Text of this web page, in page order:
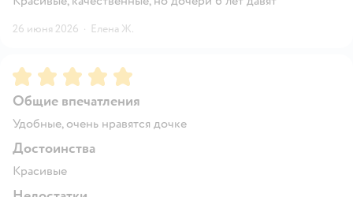
26 июня 2026 · Елена Ж.
Рейтинг:5
Общие впечатления
Удобные, очень нравятся дочке
Достоинства
Красивые